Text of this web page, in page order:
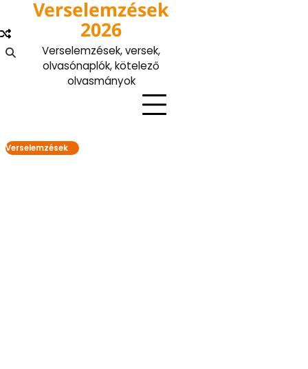
content
Verselemzések
2026
Verselemzések, versek,
olvasónaplók, kötelező
olvasmányok
Verselemzések